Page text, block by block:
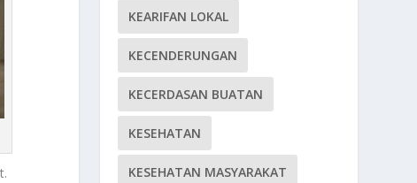
KEARIFAN LOKAL
KECENDERUNGAN
KECERDASAN BUATAN
KESEHATAN
KESEHATAN MASYARAKAT